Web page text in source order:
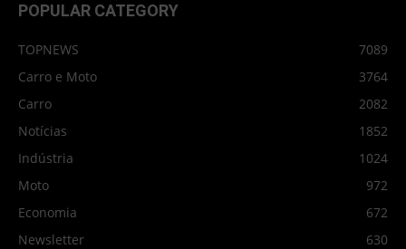
POPULAR CATEGORY
TOPNEWS
7089
Carro e Moto
3764
Carro
2082
Notícias
1852
Indústria
1024
Moto
972
Economia
672
Newsletter
630